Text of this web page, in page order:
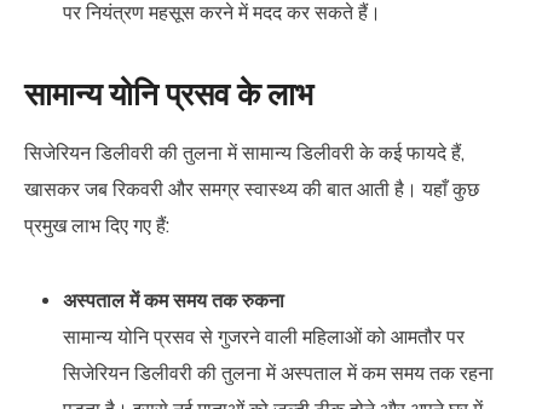
पर नियंत्रण महसूस करने में मदद कर सकते हैं।
सामान्य योनि प्रसव के लाभ
सिजेरियन डिलीवरी की तुलना में सामान्य डिलीवरी के कई फायदे हैं,
खासकर जब रिकवरी और समग्र स्वास्थ्य की बात आती है। यहाँ कुछ
प्रमुख लाभ दिए गए हैं:
अस्पताल में कम समय तक रुकना
सामान्य योनि प्रसव से गुजरने वाली महिलाओं को आमतौर पर
सिजेरियन डिलीवरी की तुलना में अस्पताल में कम समय तक रहना